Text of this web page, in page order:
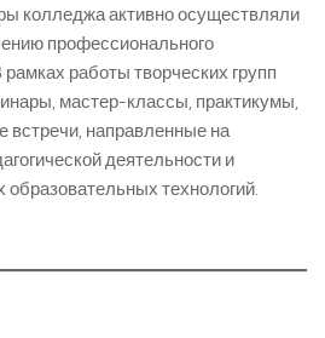
колледжа активно осуществляли
профессионального
рамках работы творческих групп
мастер-классы, практикумы,
встречи, направленные на
деятельности и
технологий.